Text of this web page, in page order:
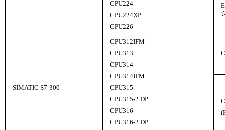
CPU224
CPU224XP
CPU226
SIMATIC S7-300
CPU312IFM
CPU313
CPU314
CPU314IFM
CPU315
CPU315-2 DP
CPU316
CPU316-2 DP